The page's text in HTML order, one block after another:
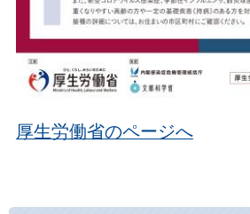
厚生労働省のページへ